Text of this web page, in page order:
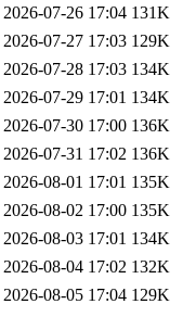
2026-07-26 17:04 131K
2026-07-27 17:03 129K
2026-07-28 17:03 134K
2026-07-29 17:01 134K
2026-07-30 17:00 136K
2026-07-31 17:02 136K
2026-08-01 17:01 135K
2026-08-02 17:00 135K
2026-08-03 17:01 134K
2026-08-04 17:02 132K
2026-08-05 17:04 129K